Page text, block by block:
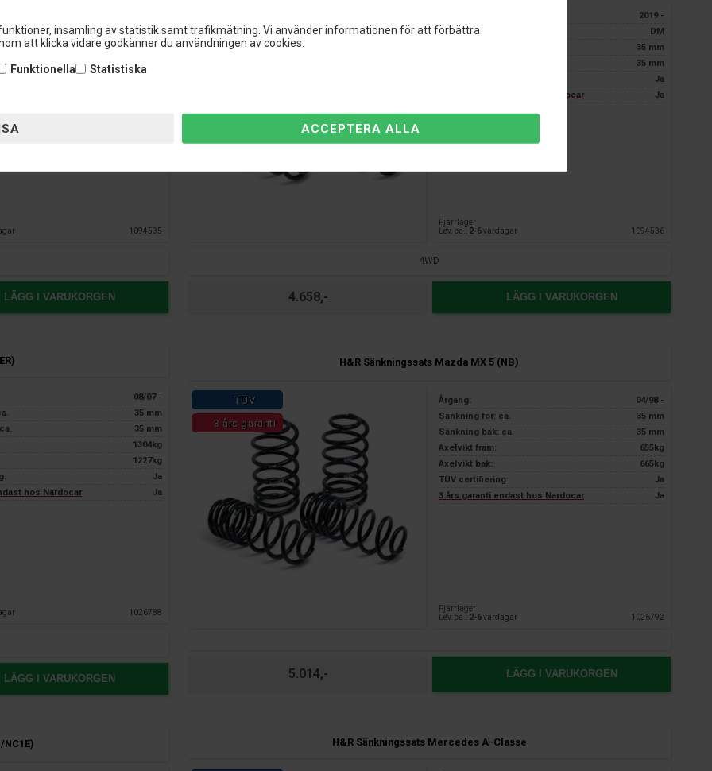
insamling av statistik samt trafikmätning. Vi använder informationen för att förbättra
att klicka vidare godkänner du användningen av cookies.
Funktionella
Statistiska
DM
35 mm
35 mm
1094535
LÄGG I VARUKORGEN
3 års garanti
2019 -
Typ:
DM
35 mm
35 mm
Ja
3 års garanti endast hos Nardocar
Ja
Fjärrlager
Lev. ca.: 2-6vardagar 1094536
4WD
4.658,- LÄGG I VARUKORGEN
08/07 -
35 mm
35 mm
1304kg
1227kg
Ja
hos Nardocar
Ja
1026788
LÄGG I VARUKORGEN
H&R Sänkningssats Mazda MX 5 (NB)
TÜV
3 års garanti
Årgang:
04/98 -
Sänkning för: ca.
35 mm
Sänkning bak: ca.
35 mm
Axelvikt fram:
655kg
Axelvikt bak:
665kg
TÜV certifiering:
Ja
3 års garanti endast hos Nardocar
Ja
Fjärrlager
Lev. ca.: 2-6vardagar 1026792
5.014,- LÄGG I VARUKORGEN
NC1E) H&R Sänkningssats Mercedes A-Classe